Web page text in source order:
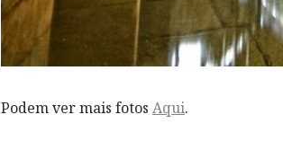
Podem ver mais fotos Aqui.